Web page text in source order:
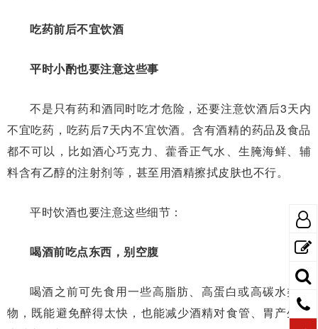
吃药前后不宜饮酒
平时小酌也要注意这些事
不是只有药和酒同时吃才危险，还要注意饮酒后3天内
不宜吃药，吃药后7天内不宜饮酒。含有酒精的药品及食品
都不可以，比如酒心巧克力、藿香正气水、生腌海鲜、辅
料含有乙醇的注射剂等，甚至用酒精擦拭皮肤也不行。
平时饮酒也要注意这些细节：
喝酒前吃点东西，别空腹
喝酒之前可先食用一些高脂肪、高蛋白或高碳水类食
物，既能避免醉得太快，也能减少酒精对食管、胃产生的